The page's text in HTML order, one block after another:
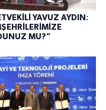
YAVUZ AYDIN:
MU?”